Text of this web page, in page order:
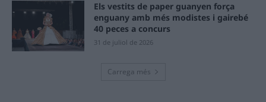
Els vestits de paper guanyen força
enguany amb més modistes i gairebé
40 peces a concurs
31 de juliol de 2026
Carrega més